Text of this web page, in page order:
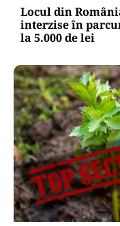
Locul din
interzise în
la 5.000 de lei